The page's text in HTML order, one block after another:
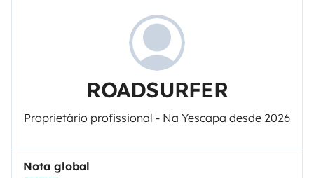
ROADSURFER
Proprietário profissional - Na Yescapa desde 2026
Nota global